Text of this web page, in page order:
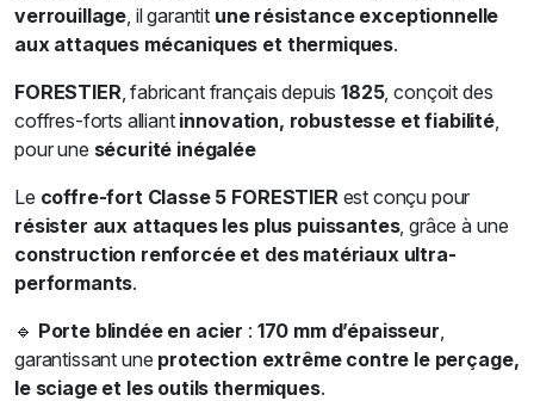
verrouillage , il garantit une résistance exceptionnelle
aux attaques mécaniques et thermiques.
FORESTIER , fabricant français depuis1825, conçoit des
coffres-forts alliant innovation, robustesse et fiabilité,
pour une sécurité inégalée
Le coffre-fort Classe 5 FORESTIER est conçu pour
résister aux attaques les plus puissantes, grâce à une
construction renforcée et des matériaux ultra-
performants.
🔹 Porte blindée en acier : 170 mm d’épaisseur
garantissant une protection extrême contre le perçage,
le sciage et les outils thermiques.